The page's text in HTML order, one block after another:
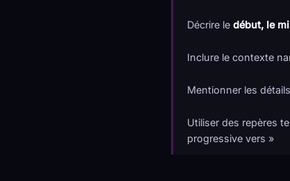
Décrire le début, le
Inclure le contexte
Mentionner les
Utiliser des repères
progressive vers »